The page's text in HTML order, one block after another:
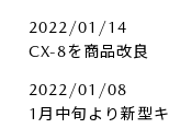
2022/01/14
CX-8を商品改良
2022/01/08
1月中旬より新型